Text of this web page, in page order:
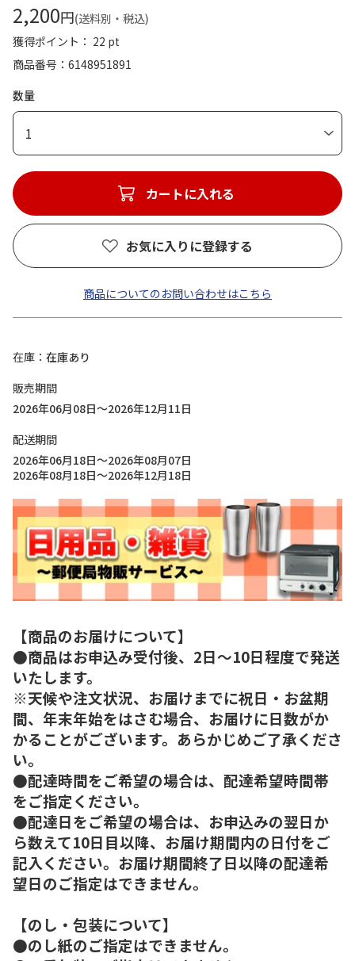
2,200円(送料別・税込)
獲得ポイント： 22 pt
商品番号
6148951891
数量
1
カートに入れる
お気に入りに登録する
商品についてのお問い合わせはこちら
在庫
在庫あり
販売期間
2026年06月08日～2026年12月11日
配送期間
2026年06月18日～2026年08月07日
2026年08月18日～2026年12月18日
【商品のお届けについて】
●商品はお申込み受付後、2日～10日程度で発送
いたします。
※天候や注文状況、お届けまでに祝日・お盆期
間、年末年始をはさむ場合、お届けに日数がか
かることがございます。あらかじめご了承くださ
い。
●配達時間をご希望の場合は、配達希望時間帯
をご指定ください。
●配達日をご希望の場合は、お申込みの翌日か
ら数えて10日目以降、お届け期間内の日付をご
記入ください。お届け期間終了日以降の配達希
望日のご指定はできません。
【のし・包装について】
●のし紙のご指定はできません。